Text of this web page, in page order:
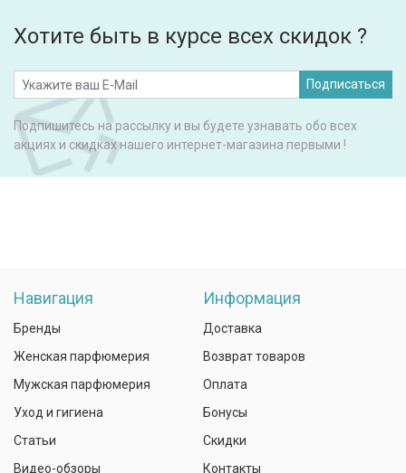
Хотите быть в курсе всех скидок ?
Подписаться
Подпишитесь на рассылку и вы будете узнавать обо всех
акциях и скидках нашего интернет-магазина первыми !
Навигация
Бренды
Женская парфюмерия
Мужская парфюмерия
Уход и гигиена
Статьи
Видео-обзоры
Информация
Доставка
Возврат товаров
Оплата
Бонусы
Скидки
Контакты